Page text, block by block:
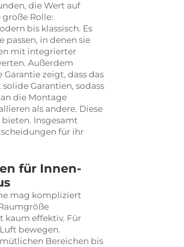
die Wert auf
Rolle:
bis klassisch. Es
in denen sie
mit integrierter
Außerdem
zeigt, dass das
Garantien, sodass
die Montage
als andere. Diese
bieten. Insgesamt
für ihr
für Innen-
mag kompliziert
kaum effektiv. Für
bewegen.
Bereichen bis